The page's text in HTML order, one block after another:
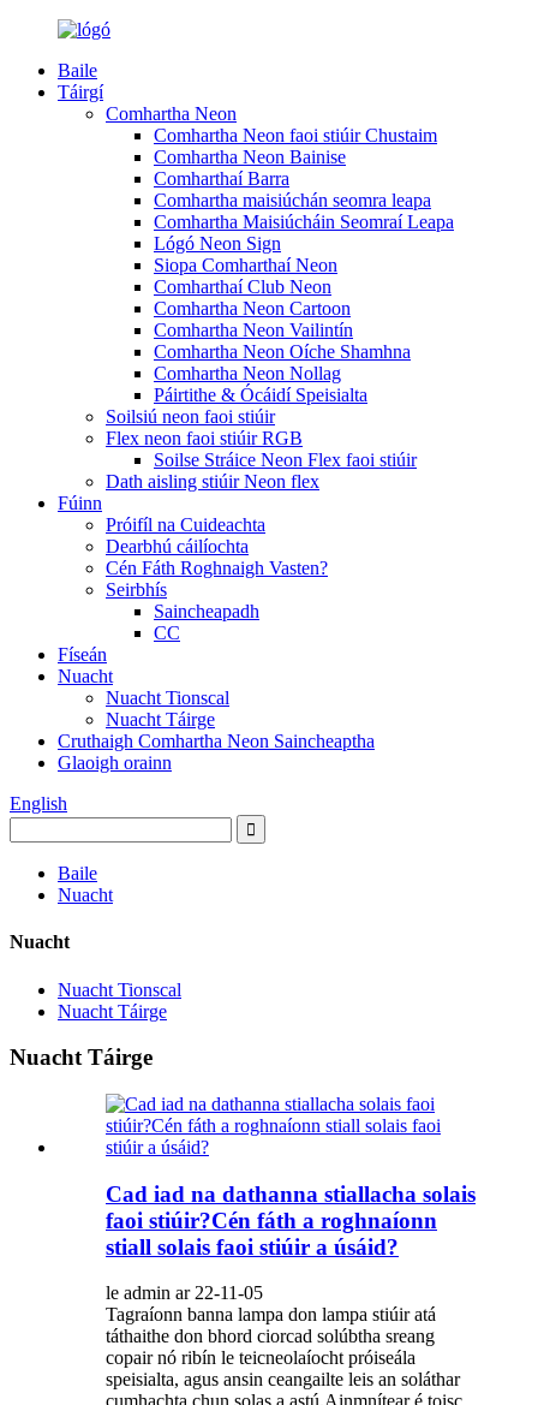
Baile
Táirgí
Comhartha Neon
Comhartha Neon faoi stiúir Chustaim
Comhartha Neon Bainise
Comharthaí Barra
Comhartha maisiúchán seomra leapa
Comhartha Maisiúcháin Seomraí Leapa
Lógó Neon Sign
Siopa Comharthaí Neon
Comharthaí Club Neon
Comhartha Neon Cartoon
Comhartha Neon Vailintín
Comhartha Neon Oíche Shamhna
Comhartha Neon Nollag
Páirtithe & Ócáidí Speisialta
Soilsiú neon faoi stiúir
Flex neon faoi stiúir RGB
Soilse Stráice Neon Flex faoi stiúir
Dath aisling stiúir Neon flex
Fúinn
Próifíl na Cuideachta
Dearbhú cáilíochta
Cén Fáth Roghnaigh Vasten?
Seirbhís
Saincheapadh
CC
Físeán
Nuacht
Nuacht Tionscal
Nuacht Táirge
Cruthaigh Comhartha Neon Saincheaptha
Glaoigh orainn
English
Baile
Nuacht
Nuacht
Nuacht Tionscal
Nuacht Táirge
Nuacht Táirge
Cad iad na dathanna stiallacha solais
faoi stiúir?Cén fáth a roghnaíonn
stiall solais faoi stiúir a úsáid?
le admin ar 22-11-05
Tagraíonn banna lampa don lampa stiúir atá
táthaithe don bhord ciorcad solúbtha sreang
copair nó ribín le teicneolaíocht próiseála
speisialta, agus ansin ceangailte leis an soláthar